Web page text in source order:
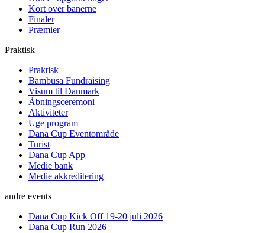
Kort over banerne
Finaler
Præmier
Praktisk
Praktisk
Bambusa Fundraising
Visum til Danmark
Åbningsceremoni
Aktiviteter
Uge program
Dana Cup Eventområde
Turist
Dana Cup App
Medie bank
Medie akkreditering
andre events
Dana Cup Kick Off 19-20 juli 2026
Dana Cup Run 2026